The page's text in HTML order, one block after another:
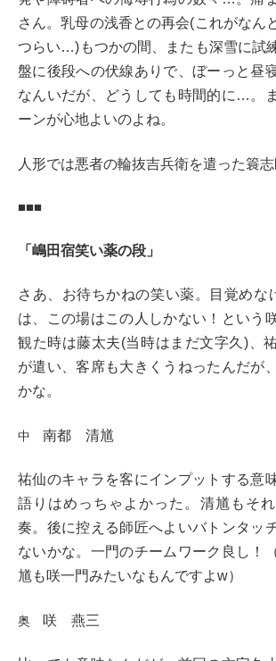
さん。乳母の浅香との再会(これがなん
つらい…)もつかの間、またも深雪に試
盤に後段への伏線ありで、ぼーっと昼
なんいだが、どうしても時間的に…。
ーンが心地よいのよね。
人形では悪者の輪抜吉兵衛を遣った簑志
■■■
「嶋田宿笑い薬の段」
さあ、お待ちかねの笑い薬。目覚めな
は、この場はこの人しかない！という
観た時は藤太夫(当時はまだ文字久)、
が遣い、客席も大きくうねったんだが
かな。
中 南都 清馗
祐仙のキャラを客にインプットする意
語りはめっちゃよかった。清馗もそ
奏。後に控える師匠へよいバトンタッ
ないかな。一門のチームワーク良し！
馗も咲一門みたいなもんですよw）
奥 咲 燕三